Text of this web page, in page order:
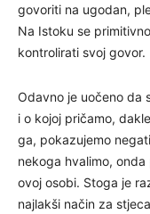
govoriti na ugodan,
Na Istoku se
kontrolirati svoj govor.
Odavno je uočeno da
i o kojoj pričamo,
ga, pokazujemo
nekoga hvalimo,
ovoj osobi. Stoga je
najlakši način za